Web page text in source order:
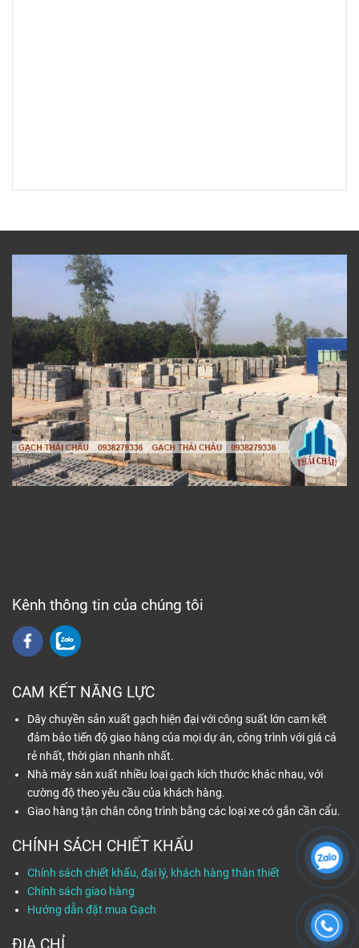
Kênh thông tin của chúng tôi
CAM KẾT NĂNG LỰC
Dây chuyền sản xuất gạch hiện đại với công suất lớn cam kết
đảm bảo tiến độ giao hàng của mọi dự án, công trình với giá cả
rẻ nhất, thời gian nhanh nhất.
Nhà máy sản xuất nhiều loại gạch kích thước khác nhau, với
cường độ theo yêu cầu của khách hàng.
Giao hàng tận chân công trình bằng các loại xe có gắn cần cẩu.
CHÍNH SÁCH CHIẾT KHẤU
Chính sách chiết khấu, đại lý, khách hàng thân thiết
Chính sách giao hàng
Hướng dẫn đặt mua Gạch